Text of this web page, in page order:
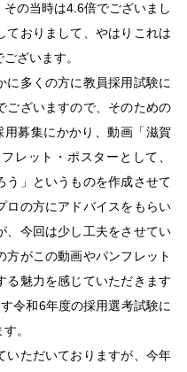
の当時は4.6倍でございまし
ておりまして、やはりこれは
ざいます。
に多くの方に教員採用試験に
ございますので、そのための
募集にかかり、動画「滋賀
レット・ポスターとして、
う」というものを作成させて
ロの方にアドバイスをもらい
、今回は少し工夫をさせてい
方がこの動画やパンフレット
る魅力を感じていただきます
令和6年度の採用選考試験に
。
いただいておりますが、今年